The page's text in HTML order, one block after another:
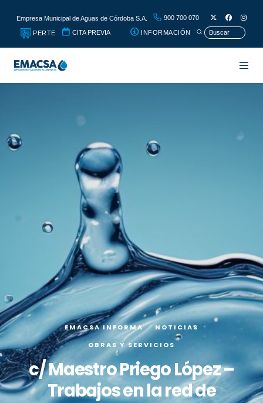
Empresa Municipal de Aguas de Córdoba S.A. 900 700 070
PERTE CITA PREVIA INFORMACIÓN
EMACSA INFORMA
NOTICIAS
OBRAS Y SERVICIOS
c/ Maestro Priego López –
Trabajos en la red de